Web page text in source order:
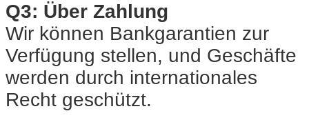
Q3: Über Zahlung
Wir können Bankgarantien zur
Verfügung stellen, und Geschäfte
werden durch internationales
Recht geschützt.